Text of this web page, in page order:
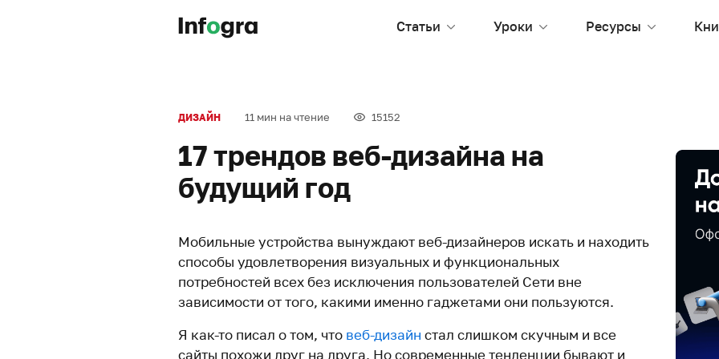
Статьи Уроки Ресурсы
ДИЗАЙН 11 мин на чтение 15152
17 трендов веб-дизайна на
будущий год
Мобильные устройства вынуждают веб-дизайнеров искать и находить
способы удовлетворения визуальных и функциональных
потребностей всех без исключения пользователей Сети вне
зависимости от того, какими именно гаджетами они пользуются.
Я как-то писал о том, что веб-дизайн стал слишком скучным и все
сайты похожи друг на друга. Но современные тенденции бывают и